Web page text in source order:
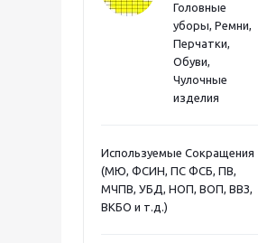
Головные
уборы, Ремни,
Перчатки,
Обуви,
Чулочные
изделия
Используемые Сокращения
(МЮ, ФСИН, ПС ФСБ, ПВ,
МЧПВ, УБД, НОП, ВОП, ВВЗ,
ВКБО и т.д.)